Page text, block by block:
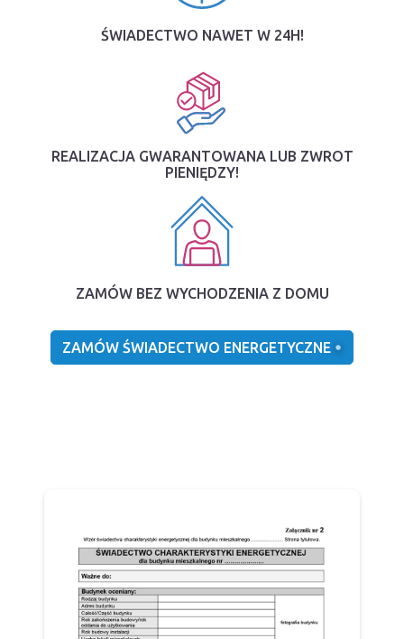
ŚWIADECTWO NAWET W 24H!
REALIZACJA GWARANTOWANA LUB ZWROT
PIENIĘDZY!
ZAMÓW BEZ WYCHODZENIA Z DOMU
ZAMÓW ŚWIADECTWO ENERGETYCZNE